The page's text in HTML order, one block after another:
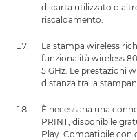
di carta utilizzato o
riscaldamento.
La stampa wireless
funzionalità wireless
5 GHz. Le prestazioni
distanza tra la
È necessaria una
PRINT, disponibile
Play. Compatibile con